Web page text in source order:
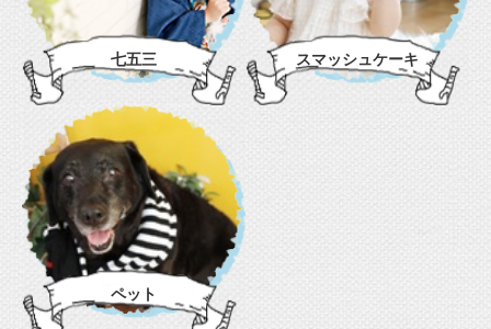
七五三 スマッシュケーキ
ペット